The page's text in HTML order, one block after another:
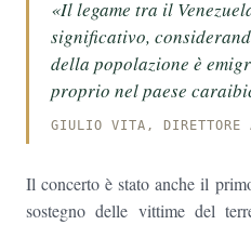
«Il legame tra il
significativo,
della popolazione è
proprio nel paese
GIULIO VITA, DIRETTORE
Il concerto è stato anche il
sostegno delle vittime del